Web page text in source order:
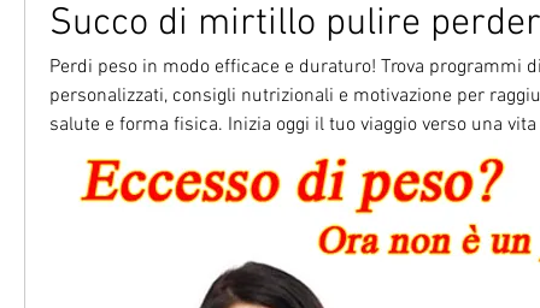
Succo di mirtillo pulire
Perdi peso in modo efficace e duraturo! Trova programmi
personalizzati, consigli nutrizionali e motivazione per
salute e forma fisica. Inizia oggi il tuo viaggio verso una